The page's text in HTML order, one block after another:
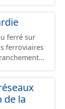
état
leur
de parcelle
s'il
mais ce
avec
ferré sur
ferroviaires
de la